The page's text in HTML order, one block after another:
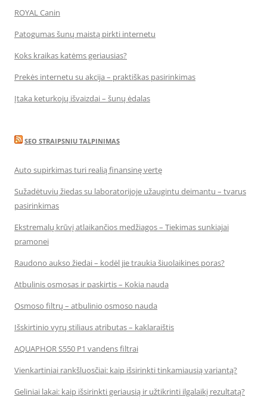
ROYAL Canin
Patogumas šunų maistą pirkti internetu
Koks kraikas katėms geriausias?
Prekės internetu su akcija – praktiškas pasirinkimas
Įtaka keturkojų išvaizdai – šunų ėdalas
SEO STRAIPSNIU TALPINIMAS
Auto supirkimas turi realią finansinę vertę
Sužadėtuvių žiedas su laboratorijoje užaugintu deimantu – tvarus
pasirinkimas
Ekstremalų krūvį atlaikančios medžiagos – Tiekimas sunkiajai
pramonei
Raudono aukso žiedai – kodėl jie traukia šiuolaikines poras?
Atbulinis osmosas ir paskirtis – Kokia nauda
Osmoso filtrų – atbulinio osmoso nauda
Išskirtinio vyrų stiliaus atributas – kaklaraištis
AQUAPHOR S550 P1 vandens filtrai
Vienkartiniai rankšluosčiai: kaip išsirinkti tinkamiausią variantą?
Geliniai lakai: kaip išsirinkti geriausią ir užtikrinti ilgalaikį rezultatą?